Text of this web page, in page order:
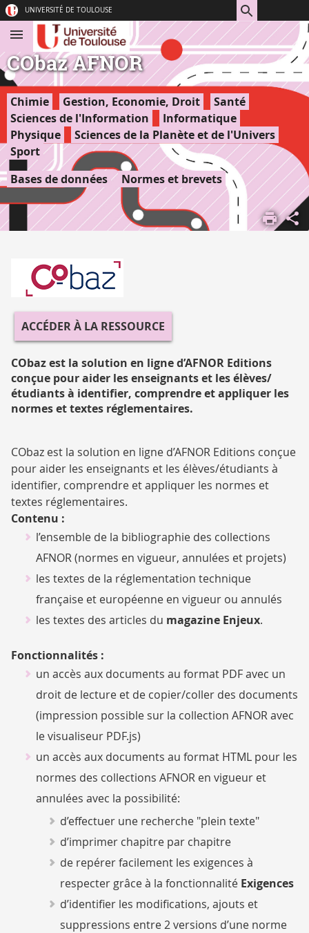
au
contenu
directs
UNIVERSITÉ DE TOULOUSE
CObaz AFNOR
Chimie Gestion, Economie, Droit
Santé
Sciences de l'Information
Informatique
Physique
Sciences de la Planète et de l'Univers
Sport
Bases de données
Normes et brevets
ACCUEIL
DOCUMENTATION
EN LIGNE
RESSOURCES
EN LIGNE
COBAZ
Afnor
ACCÉDER À LA RESSOURCE
CObaz est la solution en ligne d’AFNOR Editions
conçue pour aider les enseignants et les élèves/
étudiants à identifier, comprendre et appliquer les
normes et textes réglementaires.
CObaz est la solution en ligne d’AFNOR Editions conçue
pour aider les enseignants et les élèves/étudiants à
identifier, comprendre et appliquer les normes et
textes réglementaires.
Contenu :
l’ensemble de la bibliographie des collections
AFNOR (normes en vigueur, annulées et projets)
les textes de la réglementation technique
française et européenne en vigueur ou annulés
les textes des articles du magazine Enjeux.
Fonctionnalités :
un accès aux documents au format PDF avec un
droit de lecture et de copier/coller des documents
(impression possible sur la collection AFNOR avec
le visualiseur PDF.js)
un accès aux documents au format HTML pour les
normes des collections AFNOR en vigueur et
annulées avec la possibilité:
d’effectuer une recherche "plein texte"
d’imprimer chapitre par chapitre
de repérer facilement les exigences à
respecter grâce à la fonctionnalité Exigences
d’identifier les modifications, ajouts et
suppressions entre 2 versions d’une norme